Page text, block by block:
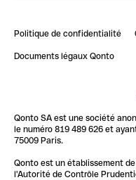
Impact de l'IA sur les
Blog
Newsroom
Glossaire finance
Politique de confidentialité
Documents légaux Qonto
Qonto SA est une société
le numéro 819 489 626 et
75009 Paris.
Qonto est un établissement
l'Autorité de Contrôle